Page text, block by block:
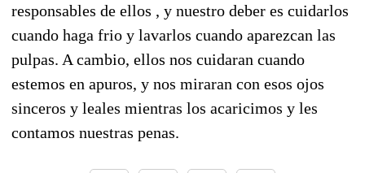
responsables de ellos , y nuestro deber es cuidarlos
cuando haga frio y lavarlos cuando aparezcan las
pulpas. A cambio, ellos nos cuidaran cuando
estemos en apuros, y nos miraran con esos ojos
sinceros y leales mientras los acaricimos y les
contamos nuestras penas.